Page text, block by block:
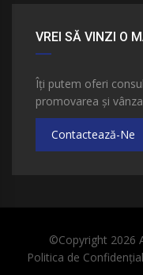
VREI SĂ VINZI O
Îți putem oferi
promovarea și
Contactează-Ne
©Copyright 2026
Politica de